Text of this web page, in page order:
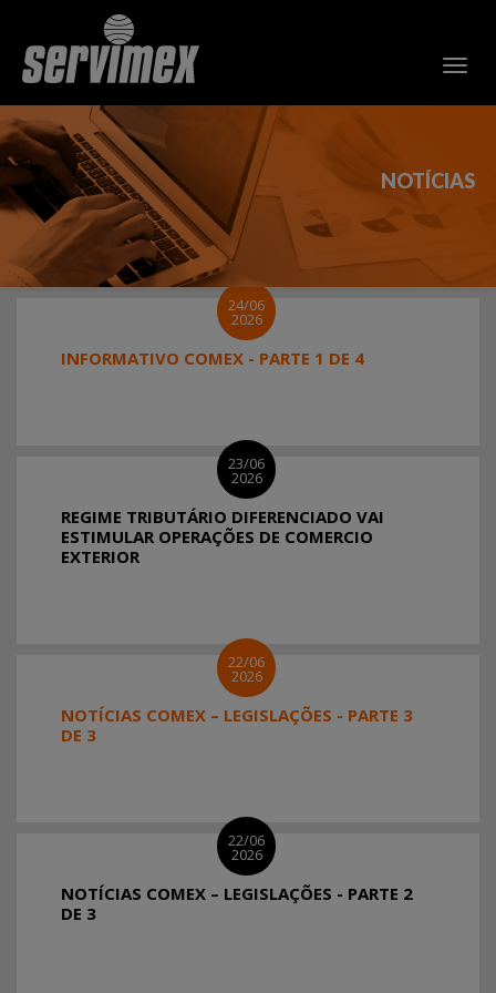
NOTÍCIAS
24/06
2026
INFORMATIVO COMEX - PARTE 1 DE 4
23/06
2026
REGIME TRIBUTÁRIO DIFERENCIADO VAI
ESTIMULAR OPERAÇÕES DE COMERCIO
EXTERIOR
22/06
2026
NOTÍCIAS COMEX – LEGISLAÇÕES - PARTE 3
DE 3
22/06
2026
NOTÍCIAS COMEX – LEGISLAÇÕES - PARTE 2
DE 3